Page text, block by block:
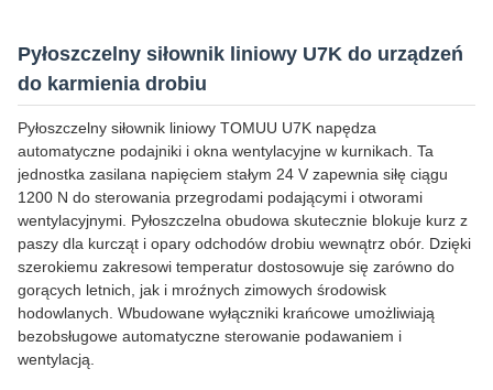
Pyłoszczelny siłownik liniowy U7K do urządzeń
do karmienia drobiu
Pyłoszczelny siłownik liniowy TOMUU U7K napędza
automatyczne podajniki i okna wentylacyjne w kurnikach. Ta
jednostka zasilana napięciem stałym 24 V zapewnia siłę ciągu
1200 N do sterowania przegrodami podającymi i otworami
wentylacyjnymi. Pyłoszczelna obudowa skutecznie blokuje kurz z
paszy dla kurcząt i opary odchodów drobiu wewnątrz obór. Dzięki
szerokiemu zakresowi temperatur dostosowuje się zarówno do
gorących letnich, jak i mroźnych zimowych środowisk
hodowlanych. Wbudowane wyłączniki krańcowe umożliwiają
bezobsługowe automatyczne sterowanie podawaniem i
wentylacją.